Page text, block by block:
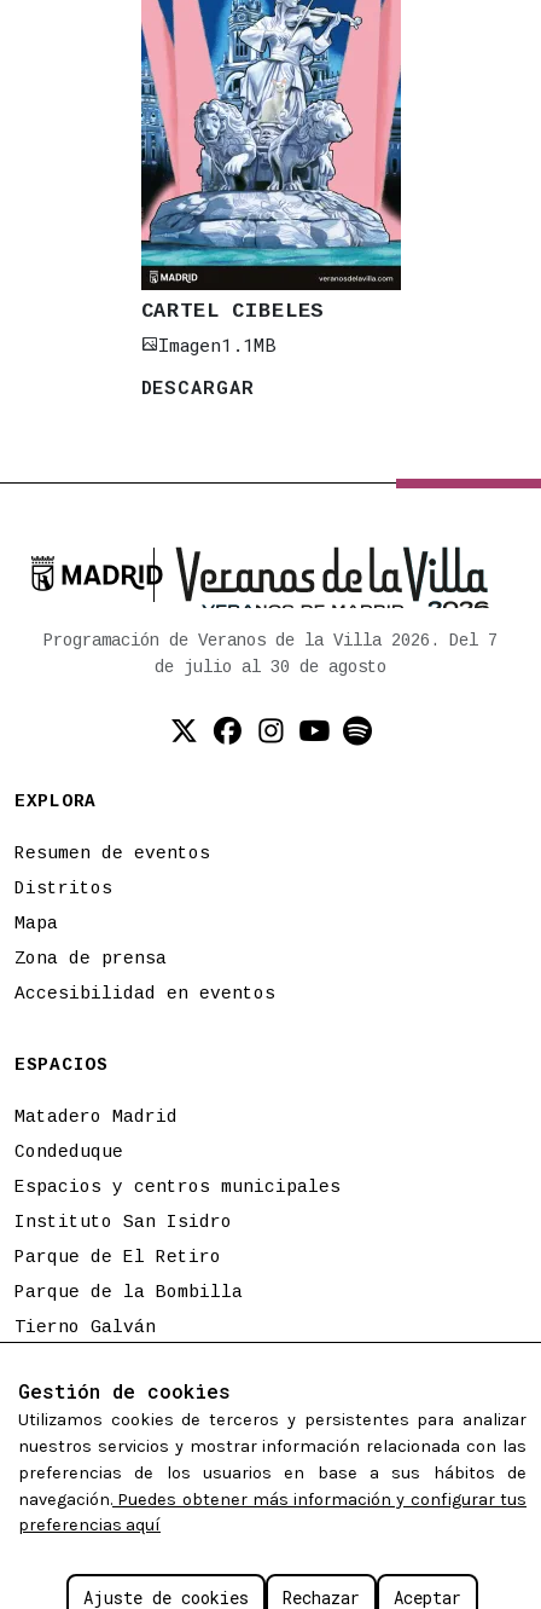
Gestión de cookies
Utilizamos cookies de terceros y persistentes para analizar
nuestros servicios y mostrar información relacionada con las
preferencias de los usuarios en base a sus hábitos de
navegación. Puedes obtener más información y configurar tus
preferencias aquí
Ajuste de cookies Rechazar Aceptar
CARTEL CIBELES
Imagen1.1MB
DESCARGAR

Ayuntamiento de Madrid
Programación de Veranos de la Villa 2026. Del 7
de julio al 30 de agosto
Twitter (X)
Facebook
Instagram
YouTube
Spotify
EXPLORA
Resumen de eventos
Distritos
Mapa
Zona de prensa
Accesibilidad en eventos
ESPACIOS
Matadero Madrid
Condeduque
Espacios y centros municipales
Instituto San Isidro
Parque de El Retiro
Parque de la Bombilla
Tierno Galván
Programación sujeta a cambios
©Madrid Destino Cultura Turismo y Negocio S.A.2026.
Algunos derechos reservados.
Configurar cookies